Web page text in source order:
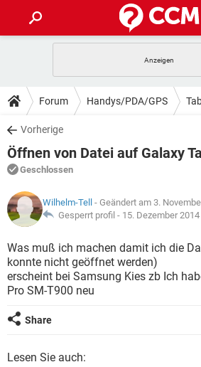
ANDROID IOS
WINDOWS 10
WHATSAPP TIKTOK
FACEBOOK
TIPPS & TRICKS
SPIELE
WINDOWS 10
WHATSAPP
FACEBOOK
DOWNLOADS
SPIELE
ANDROID
WINDOWS 10
WHATSAPP
FACEBOOK
FORUM
SPIELE
ANDROID IOS
WHATSAPP
FACEBOOK
LEXIKON
SPIELE
ANDROID IOS
WINDOWS 10
FACEBOOK
Forum Handys/PDA/GPS
Vorherige
Öffnen von Datei auf Galaxy
Geschlossen
Wilhelm-Tell - Geändert am 3.
Gesperrt profil - 15. Dezember
Was muß ich machen damit ich die
konnte nicht geöffnet werden)
erscheint bei Samsung Kies zb Ich
Pro SM-T900 neu
Share
Lesen Sie auch: